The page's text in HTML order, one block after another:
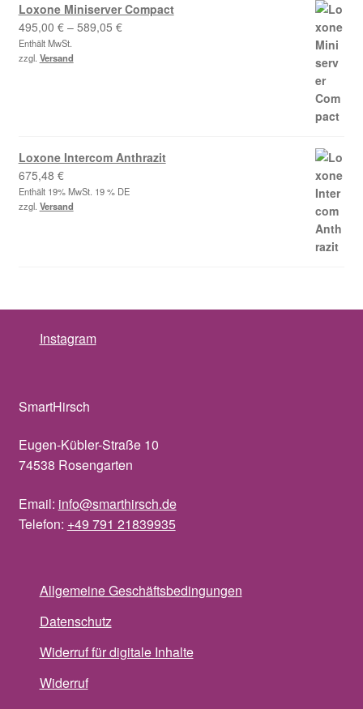
Loxone Miniserver Compact
495,00 € – 589,05 €Preisspanne:
Enthält MwSt.
zzgl. Versand
Loxone Intercom Anthrazit
675,48 €
Enthält 19% MwSt. 19 % DE
zzgl. Versand
Instagram
SmartHirsch
Eugen-Kübler-Straße 10
74538 Rosengarten
Email: info@smarthirsch.de
Telefon: +49 791 21839935
Allgemeine Geschäftsbedingungen
Datenschutz
Widerruf für digitale Inhalte
Widerruf